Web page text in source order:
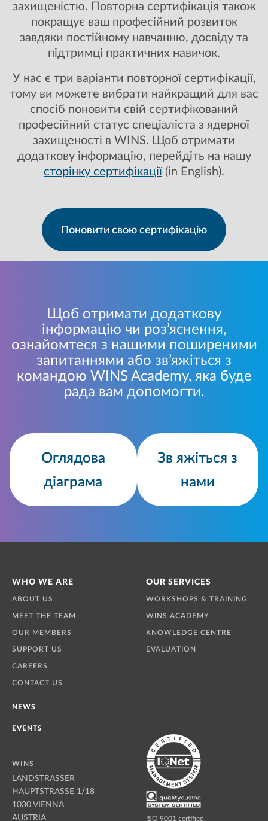
захищеністю. Повторна сертифікація також
покращує ваш професійний розвиток
завдяки постійному навчанню, досвіду та
підтримці практичних навичок.
У нас є три варіанти повторної сертифікації,
тому ви можете вибрати найкращий для вас
спосіб поновити свій сертифікований
професійний статус спеціаліста з ядерної
захищеності в WINS. Щоб отримати
додаткову інформацію, перейдіть на нашу
сторінку сертифікації (in English).
Поновити свою сертифікацію
Щоб отримати додаткову
інформацію чи роз’яснення,
ознайомтеся з нашими поширеними
запитаннями або зв’яжіться з
командою WINS Academy, яка буде
рада вам допомогти.
Оглядова
діаграма
Зв яжіться з
нами
WHO WE ARE
ABOUT US
MEET THE TEAM
OUR MEMBERS
SUPPORT US
CAREERS
CONTACT US
OUR SERVICES
WORKSHOPS & TRAINING
WINS ACADEMY
KNOWLEDGE CENTRE
EVALUATION
NEWS
EVENTS
WINS
LANDSTRASSER
HAUPTSTRASSE 1/18
1030 VIENNA
AUSTRIA
ISO 9001 certified